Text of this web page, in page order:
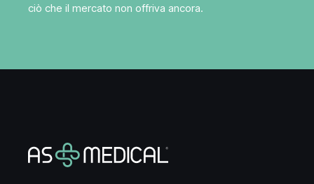
ciò che il mercato non offriva ancora.